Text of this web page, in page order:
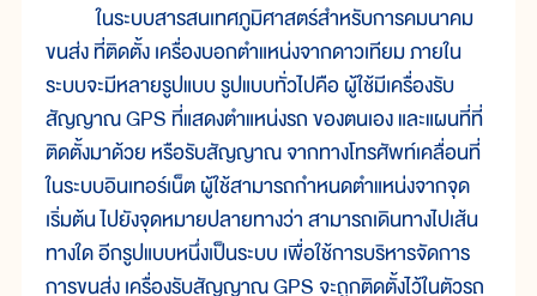
ในระบบสารสนเทศภูมิศาสตร์สำหรับการคมนาคม
ขนส่ง ที่ติดตั้ง เครื่องบอกตำแหน่งจากดาวเทียม ภายใน
ระบบจะมีหลายรูปแบบ รูปแบบทั่วไปคือ ผู้ใช้มีเครื่องรับ
สัญญาณ GPS ที่แสดงตำแหน่งรถ ของตนเอง และแผนที่ที่
ติดตั้งมาด้วย หรือรับสัญญาณ จากทางโทรศัพท์เคลื่อนที่
ในระบบอินเทอร์เน็ต ผู้ใช้สามารถกำหนดตำแหน่งจากจุด
เริ่มต้น ไปยังจุดหมายปลายทางว่า สามารถเดินทางไปเส้น
ทางใด อีกรูปแบบหนึ่งเป็นระบบ เพื่อใช้การบริหารจัดการ
การขนส่ง เครื่องรับสัญญาณ GPS จะถูกติดตั้งไว้ในตัวรถ